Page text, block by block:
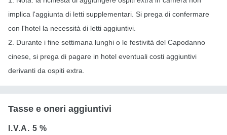
implica l'aggiunta di letti supplementari. Si prega di confermare
con l'hotel la necessità di letti aggiuntivi.
2. Durante i fine settimana lunghi o le festività del Capodanno
cinese, si prega di pagare in hotel eventuali costi aggiuntivi
derivanti da ospiti extra.
Tasse e oneri aggiuntivi
I.V.A. 5 %